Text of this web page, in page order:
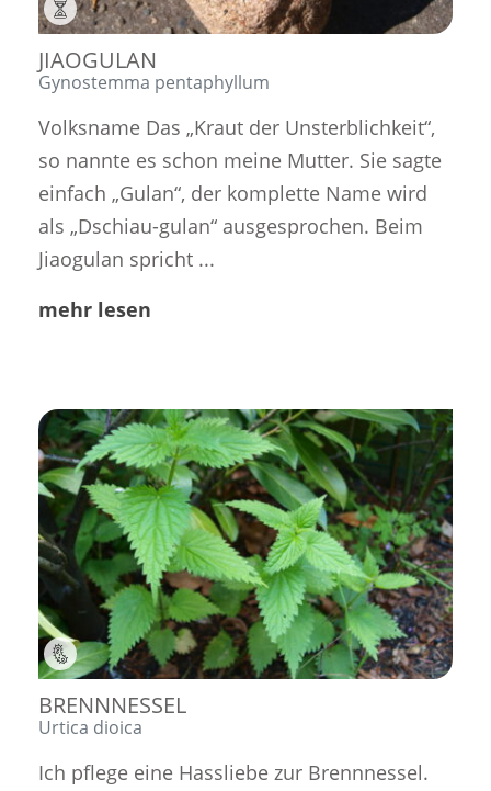
JIAOGULAN
Gynostemma pentaphyllum
Volksname Das „Kraut der Unsterblichkeit“,
so nannte es schon meine Mutter. Sie sagte
einfach „Gulan“, der komplette Name wird
als „Dschiau-gulan“ ausgesprochen. Beim
Jiaogulan spricht ...
mehr lesen
BRENNNESSEL
Urtica dioica
Ich pflege eine Hassliebe zur Brennnessel.